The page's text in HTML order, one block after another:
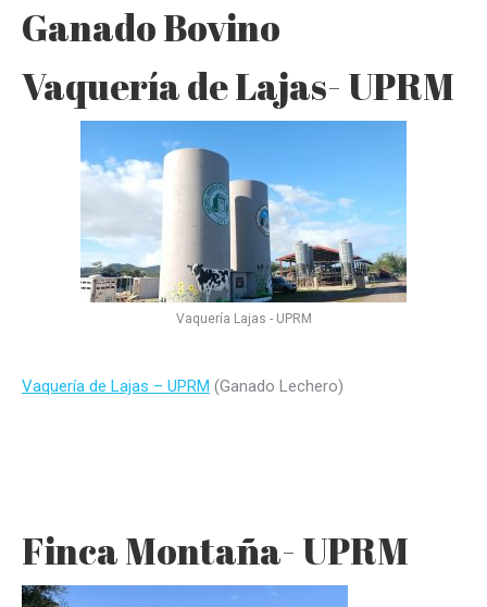
Ganado Bovino
Vaquería de Lajas- UPRM
Vaquería Lajas - UPRM
Vaquería de Lajas – UPRM (Ganado Lechero)
Finca Montaña- UPRM